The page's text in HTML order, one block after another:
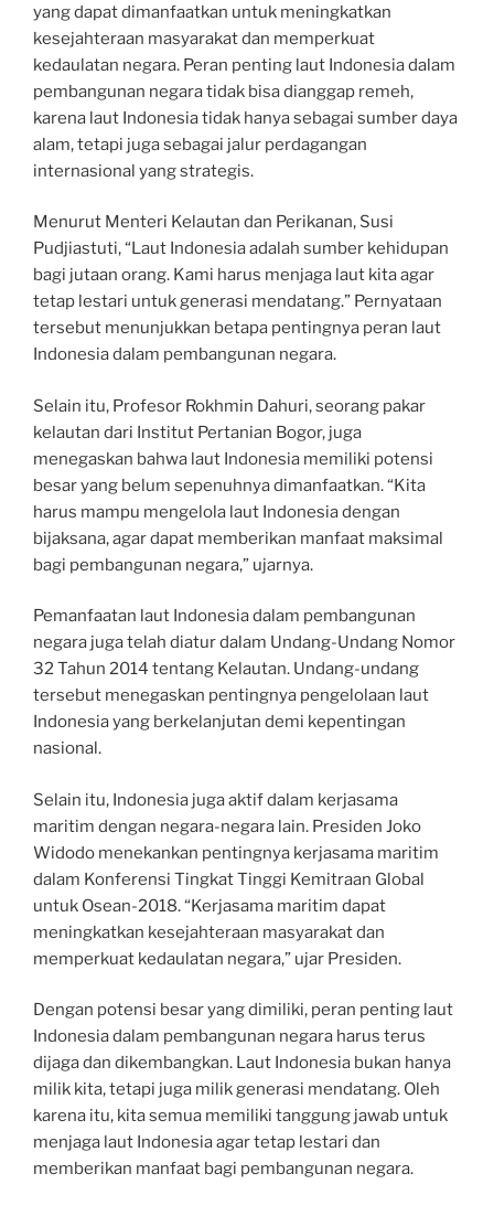
yang dapat dimanfaatkan untuk meningkatkan
kesejahteraan masyarakat dan memperkuat
kedaulatan negara. Peran penting laut Indonesia dalam
pembangunan negara tidak bisa dianggap remeh,
karena laut Indonesia tidak hanya sebagai sumber daya
alam, tetapi juga sebagai jalur perdagangan
internasional yang strategis.
Menurut Menteri Kelautan dan Perikanan, Susi
Pudjiastuti, “Laut Indonesia adalah sumber kehidupan
bagi jutaan orang. Kami harus menjaga laut kita agar
tetap lestari untuk generasi mendatang.” Pernyataan
tersebut menunjukkan betapa pentingnya peran laut
Indonesia dalam pembangunan negara.
Selain itu, Profesor Rokhmin Dahuri, seorang pakar
kelautan dari Institut Pertanian Bogor, juga
menegaskan bahwa laut Indonesia memiliki potensi
besar yang belum sepenuhnya dimanfaatkan. “Kita
harus mampu mengelola laut Indonesia dengan
bijaksana, agar dapat memberikan manfaat maksimal
bagi pembangunan negara,” ujarnya.
Pemanfaatan laut Indonesia dalam pembangunan
negara juga telah diatur dalam Undang-Undang Nomor
32 Tahun 2014 tentang Kelautan. Undang-undang
tersebut menegaskan pentingnya pengelolaan laut
Indonesia yang berkelanjutan demi kepentingan
nasional.
Selain itu, Indonesia juga aktif dalam kerjasama
maritim dengan negara-negara lain. Presiden Joko
Widodo menekankan pentingnya kerjasama maritim
dalam Konferensi Tingkat Tinggi Kemitraan Global
untuk Osean-2018. “Kerjasama maritim dapat
meningkatkan kesejahteraan masyarakat dan
memperkuat kedaulatan negara,” ujar Presiden.
Dengan potensi besar yang dimiliki, peran penting laut
Indonesia dalam pembangunan negara harus terus
dijaga dan dikembangkan. Laut Indonesia bukan hanya
milik kita, tetapi juga milik generasi mendatang. Oleh
karena itu, kita semua memiliki tanggung jawab untuk
menjaga laut Indonesia agar tetap lestari dan
memberikan manfaat bagi pembangunan negara.